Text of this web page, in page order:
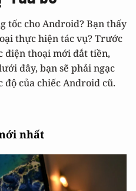
tốc cho Android? Bạn thấy
thực hiện tác vụ? Trước
điện thoại mới đắt tiền,
đây, bạn sẽ phải ngạc
của chiếc Android cũ.
nhất